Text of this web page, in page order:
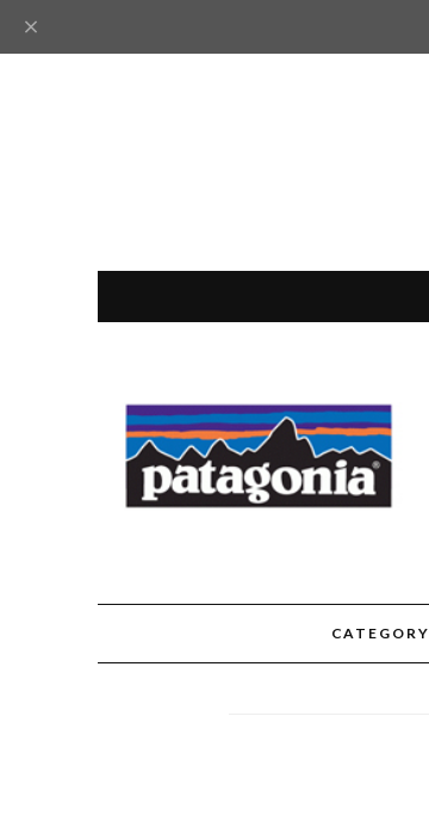
CATEGORY